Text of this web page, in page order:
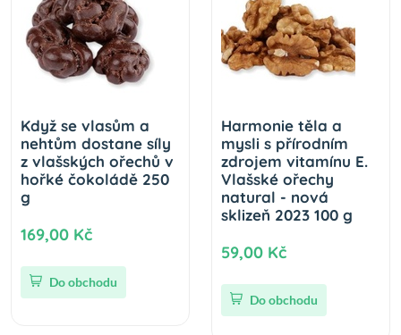
Když se vlasům a
nehtům dostane síly
z vlašských ořechů v
hořké čokoládě 250
g
169,00 Kč
Do obchodu
Harmonie těla a
mysli s přírodním
zdrojem vitamínu E.
Vlašské ořechy
natural - nová
sklizeň 2023 100 g
59,00 Kč
Do obchodu